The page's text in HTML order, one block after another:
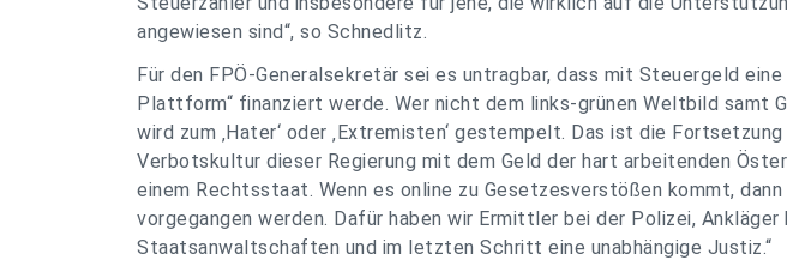
angewiesen sind“, so Schnedlitz.
Für den FPÖ-Generalsekretär sei es untragbar, dass mit Steuergeld eine
Plattform“ finanziert werde. Wer nicht dem links-grünen Weltbild samt
wird zum ‚Hater‘ oder ‚Extremisten‘ gestempelt. Das ist die
Verbotskultur dieser Regierung mit dem Geld der hart arbeitenden
einem Rechtsstaat. Wenn es online zu Gesetzesverstößen kommt, dann
vorgegangen werden. Dafür haben wir Ermittler bei der Polizei, Ankläger
Staatsanwaltschaften und im letzten Schritt eine unabhängige Justiz.“